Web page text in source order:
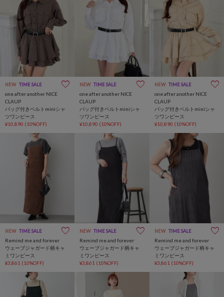
NEW TIME SALE
one after another NICE
CLAUP
バッグ付きベルトminiシャ
ツワンピース
¥10,890 (10%OFF)
NEW TIME SALE
one after another NICE
CLAUP
バッグ付きベルトminiシャ
ツワンピース
¥10,890 (10%OFF)
NEW TIME SALE
one after another NICE
CLAUP
バッグ付きベルトminiシャ
ツワンピース
¥10,890 (10%OFF)
NEW TIME SALE
Remind me and forever
ウェーブジャガード柄キャ
ミワンピース
¥3,861 (10%OFF)
NEW TIME SALE
Remind me and forever
ウェーブジャガード柄キャ
ミワンピース
¥3,861 (10%OFF)
NEW TIME SALE
Remind me and forever
ウェーブジャガード柄キャ
ミワンピース
¥3,861 (10%OFF)